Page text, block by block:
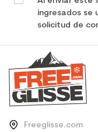
ingresados se
solicitud de
Freeglisse.com